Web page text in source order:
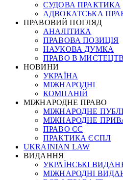
СУДОВА ПРАКТИКА
АДВОКАТСЬКА
ПРАВОВИЙ ПОГЛЯД
АНАЛІТИКА
ПРАВОВА ПОЗИЦІЯ
НАУКОВА ДУМКА
ПРАВО В
НОВИНИ
УКРАЇНА
МІЖНАРОДНІ
КОМПАНІЙ
МІЖНАРОДНЕ ПРАВО
МІЖНАРОДНЕ
МІЖНАРОДНЕ
ПРАВО ЄС
ПРАКТИКА ЄСПЛ
UKRAINIAN LAW
ВИДАННЯ
УКРАЇНСЬКІ
МІЖНАРОДНІ